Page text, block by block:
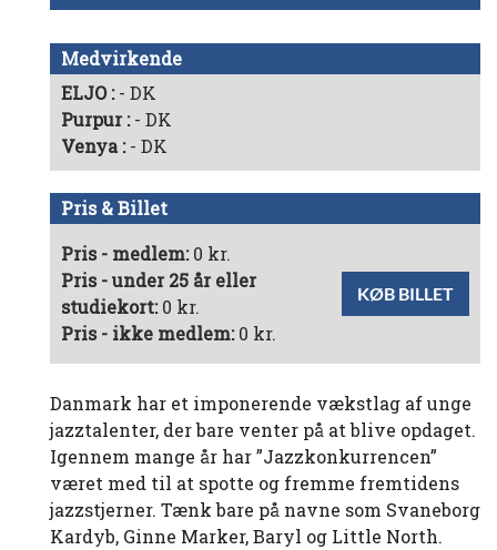
Medvirkende
ELJO - DK
Purpur - DK
Venya - DK
Pris & Billet
Pris - medlem:0 kr.
Pris - under 25 år eller
studiekort:0 kr.
Pris - ikke medlem:0 kr.
KØB BILLET
Danmark har et imponerende vækstlag af unge
jazztalenter, der bare venter på at blive opdaget.
Igennem mange år har ”Jazzkonkurrencen”
været med til at spotte og fremme fremtidens
jazzstjerner. Tænk bare på navne som Svaneborg
Kardyb, Ginne Marker, Baryl og Little North.